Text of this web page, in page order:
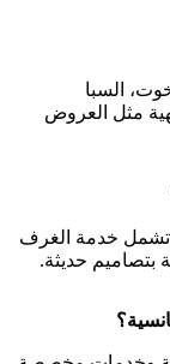
السبا
مثل العروض
تشمل خدمة الغرف
بتصاميم حديثة.